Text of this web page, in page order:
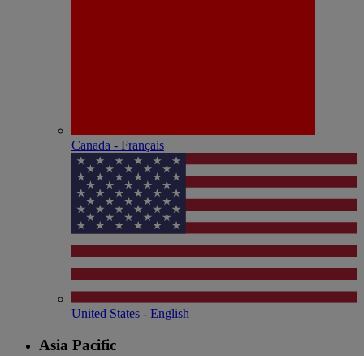
Canada - Français
United States - English
Asia Pacific